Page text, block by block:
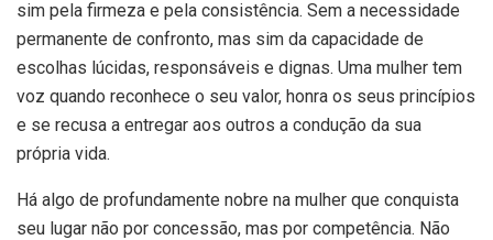
sim pela firmeza e pela consistência. Sem a necessidade
permanente de confronto, mas sim da capacidade de
escolhas lúcidas, responsáveis e dignas. Uma mulher tem
voz quando reconhece o seu valor, honra os seus princípios
e se recusa a entregar aos outros a condução da sua
própria vida.
Há algo de profundamente nobre na mulher que conquista
seu lugar não por concessão, mas por competência. Não